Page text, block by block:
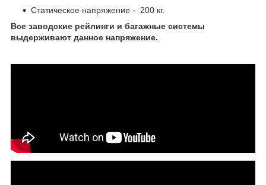
Статическое напряжение - 200 кг.
Все заводские рейлинги и багажные системы
выдерживают данное напряжение.